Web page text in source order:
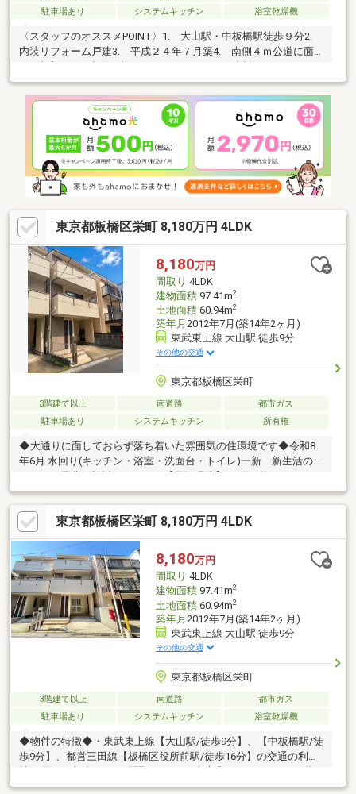
駐車場あり
システムキッチン 浴室乾燥機
〈スタッフのオススメPOINT〉1. 大山駅・中板橋駅徒歩９分2.
内装リフォーム戸建3. 平成２４年７月築4. 南側４ｍ公道に面す
＜借入内容＞物件価格 8180万円(土地建物総額）借入額 8180
万円頭金 なし変動金利金利0.945％（2.18％優遇時）期間 35年
弊社提携銀行利用※別途諸経費あり■□■□■□■□■□■□大山駅・中板
橋駅・板橋本町駅など有楽町線・都営三田線・東武東上線等の物
件は、ミヤマハウジングにお任せ下さい♪
東京都板橋区栄町 8,180万円 4LDK
8,180万円
間取り 4LDK
建物面積97.41m2
土地面積60.94m2
築年月 2012年7月(築14年2ヶ月)
東武東上線 大山駅 徒歩9分
その他の交通
東京都板橋区栄町
3階建て以上 南道路
都市ガス
駐車場あり
システムキッチン 所有権
◆大通りに面しておらず落ち着いた雰囲気の住環境です◆令和8
年6月 水回り(キッチン・浴室・洗面台・トイレ)一新 新生活のス
いばすけっと・・徒歩7分 ・ファミリーマート・・徒歩3分 ・
どらっぐぱぱす・・徒歩8分 (教育施設) ・板橋第三中学
校・・徒歩10分 ・中根橋小学校・・徒歩6分 ・にじいろ保育
園中板橋・・徒歩4分 ・中板橋保育園・・徒歩5分 ・栄町保育
園・・徒歩6分 (病院) ・都立豊島病院・・徒歩4分 (郵便
局) ・中板橋郵便局・・徒歩7分
東京都板橋区栄町 8,180万円 4LDK
8,180万円
間取り 4LDK
建物面積97.41m2
土地面積60.94m2
築年月 2012年7月(築14年2ヶ月)
東武東上線 大山駅 徒歩9分
その他の交通
東京都板橋区栄町
3階建て以上 南道路
都市ガス
駐車場あり
システムキッチン 浴室乾燥機
◆物件の特徴◆・東武東上線【大山駅/徒歩9分】、【中板橋駅/徒
歩9分】、都営三田線【板橋区役所前駅/徒歩16分】の交通の利便
3階の南面にそれぞれございます♪・リフォーム完了済(2026年6月)